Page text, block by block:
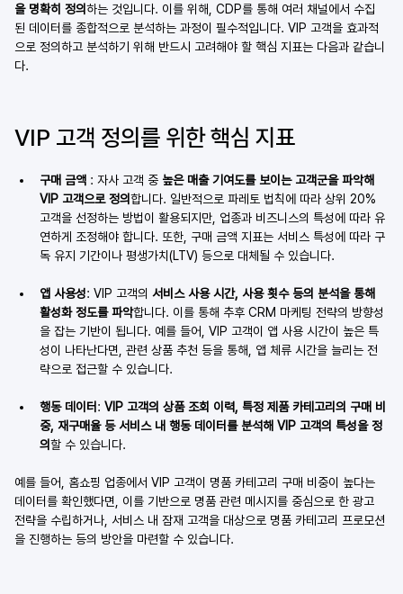
을 명확히 정의하는 것입니다. 이를 위해, CDP를 통해 여러 채널에서 수집
된 데이터를 종합적으로 분석하는 과정이 필수적입니다. VIP 고객을 효과적
으로 정의하고 분석하기 위해 반드시 고려해야 할 핵심 지표는 다음과 같습니
다.
VIP 고객 정의를 위한 핵심 지표
구매 금액 : 자사 고객 중 높은 매출 기여도를 보이는 고객군을 파악해
VIP 고객으로 정의합니다. 일반적으로 파레토 법칙에 따라 상위 20%
고객을 선정하는 방법이 활용되지만, 업종과 비즈니스의 특성에 따라 유
연하게 조정해야 합니다. 또한, 구매 금액 지표는 서비스 특성에 따라 구
독 유지 기간이나 평생가치(LTV) 등으로 대체될 수 있습니다.
앱 사용성: VIP 고객의 서비스 사용 시간, 사용 횟수 등의 분석을 통해
활성화 정도를 파악합니다. 이를 통해 추후 CRM 마케팅 전략의 방향성
을 잡는 기반이 됩니다. 예를 들어, VIP 고객이 앱 사용 시간이 높은 특
성이 나타난다면, 관련 상품 추천 등을 통해, 앱 체류 시간을 늘리는 전
략으로 접근할 수 있습니다.
행동 데이터 : VIP 고객의 상품 조회 이력, 특정 제품 카테고리의 구매 비
중, 재구매율 등 서비스 내 행동 데이터를 분석해 VIP 고객의 특성을 정
의할 수 있습니다.
예를 들어, 홈쇼핑 업종에서 VIP 고객이 명품 카테고리 구매 비중이 높다는
데이터를 확인했다면, 이를 기반으로 명품 관련 메시지를 중심으로 한 광고
전략을 수립하거나, 서비스 내 잠재 고객을 대상으로 명품 카테고리 프로모션
을 진행하는 등의 방안을 마련할 수 있습니다.